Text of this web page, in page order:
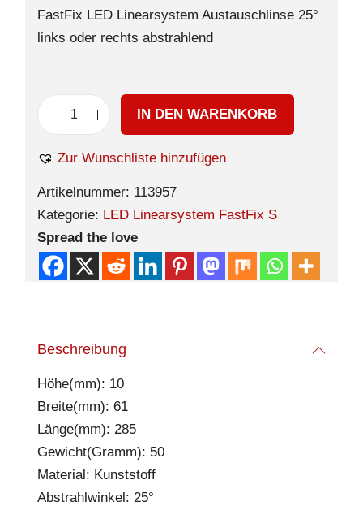
FastFix LED Linearsystem Austauschlinse 25°
links oder rechts abstrahlend
IN DEN WARENKORB
Zur Wunschliste hinzufügen
Artikelnummer: 113957
Kategorie: LED Linearsystem FastFix S
Spread the love
Beschreibung
Höhe(mm): 10
Breite(mm): 61
Länge(mm): 285
Gewicht(Gramm): 50
Material: Kunststoff
Abstrahlwinkel: 25°